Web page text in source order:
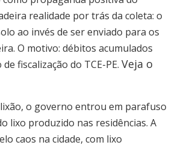
realidade por trás da coleta: o
ao invés de ser enviado para os
O motivo: débitos acumulados
fiscalização do TCE-PE. Veja o
o governo entrou em parafuso
lixo produzido nas residências. A
caos na cidade, com lixo